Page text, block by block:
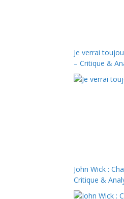
Je verrai
– Critique &
John Wick :
Critique &